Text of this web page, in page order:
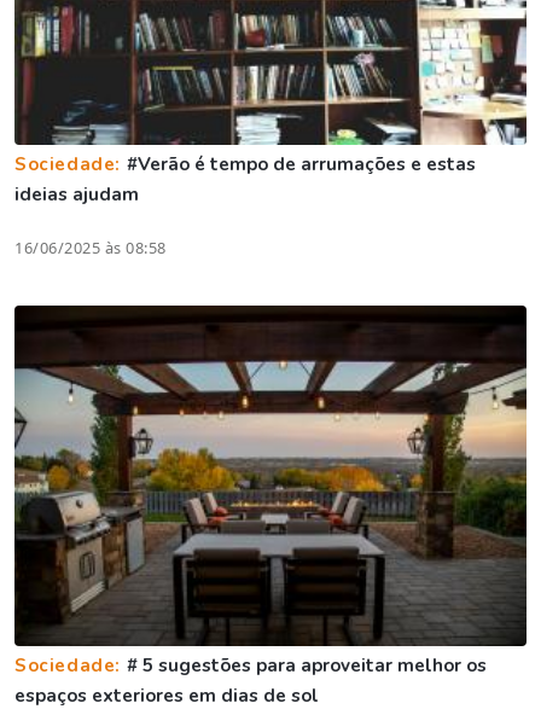
Sociedade: #Verão é tempo de arrumações e estas
ideias ajudam
16/06/2025 às 08:58
Sociedade: # 5 sugestões para aproveitar melhor os
espaços exteriores em dias de sol